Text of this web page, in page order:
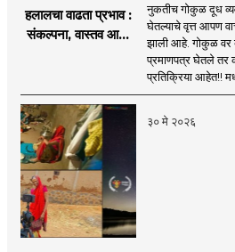
हलालचा वाढता प्रभाव :
संकल्पना, वास्तव आणि
नुकतीच गोकुळ दूध
घेतल्याचे वृत्त आपण
झाली आहे. गोकुळ वर
प्रमाणपत्र घेतले तर
प्रतिक्रिया आहेत!!
३० मे २०२६